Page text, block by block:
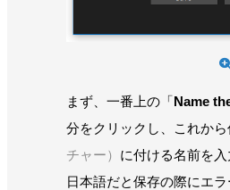
まず、一番上の「Name
分をクリックし、これか
チャー） に付ける名前を入
日本語だと保存の際にエ